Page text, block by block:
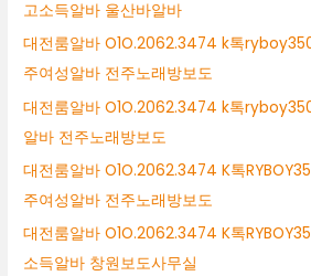
고소득알바 울산바알바
대전룸알바 O1O.2062.3474 k톡
주여성알바 전주노래방보도
대전룸알바 O1O.2062.3474 k톡
알바 전주노래방보도
대전룸알바 O1O.2062.3474 K톡
주여성알바 전주노래방보도
대전룸알바 O1O.2062.3474 K톡
소득알바 창원보도사무실